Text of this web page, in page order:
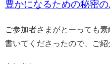
豊かになるための秘密の
ご参加者さまがとーっても
書いてくださったので、ご紹